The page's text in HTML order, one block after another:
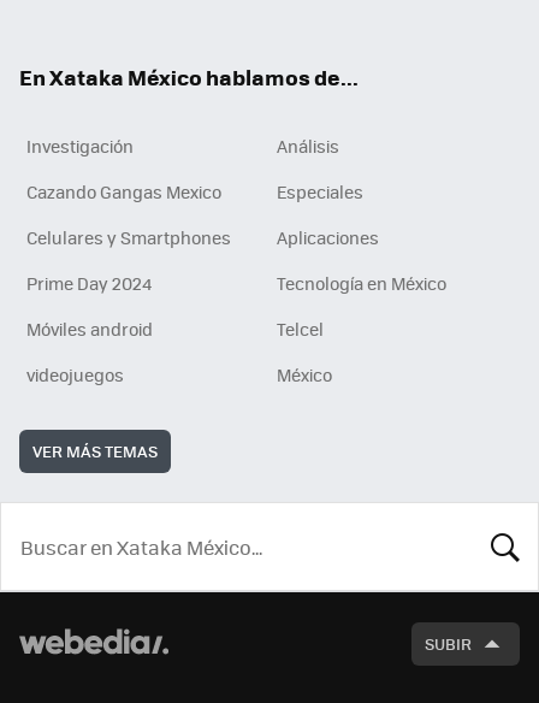
En Xataka México hablamos de...
Investigación
Análisis
Cazando Gangas Mexico
Especiales
Celulares y Smartphones
Aplicaciones
Prime Day 2024
Tecnología en México
Móviles android
Telcel
videojuegos
México
VER MÁS TEMAS
SUBIR